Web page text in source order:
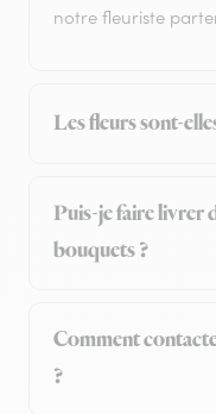
notre fleuriste
Les fleurs sont-
Puis-je faire livrer
bouquets ?
Comment
?